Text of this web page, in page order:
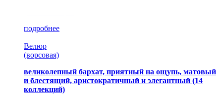
подробнее
Велюр
(ворсовая)
великолепный бархат, приятный на ощупь, матовый
и блестящий, аристократичный и элегантный (14
коллекций)